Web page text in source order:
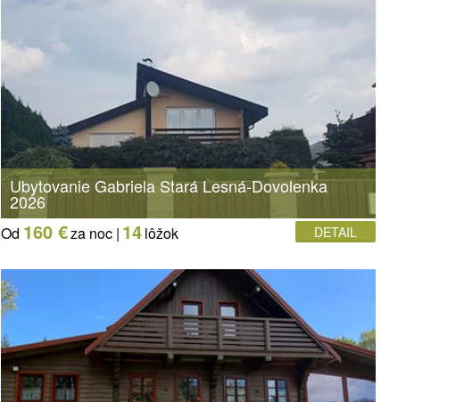
Ubytovanie Gabriela Stará Lesná-Dovolenka
2026
Od 160 €za noc | 14lôžok DETAIL